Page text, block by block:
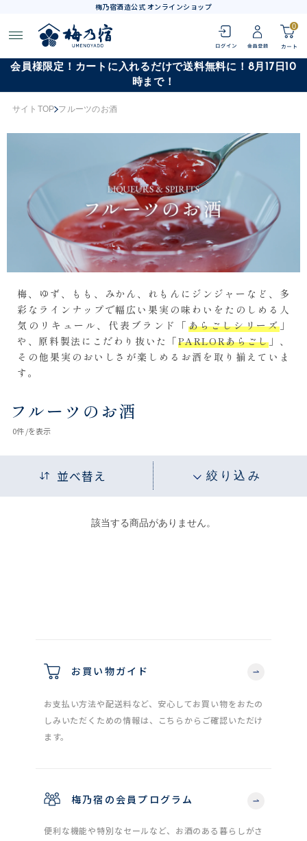
梅乃宿酒造公式 オンラインショップ
0
会員様限定！カートに入れるだけで送料無料に！8月17日10
時まで！
サイトTOP フルーツのお酒
梅、ゆず、もも、みかん、れもんにジンジャーなど、多
彩なラインナップで幅広い果実の味わいをたのしめる人
気のリキュール、代表ブランド「 あらごしシリーズ」
や、原料製法にこだわり抜いた「PARLORあらごし」、
その他果実のおいしさが楽しめるお酒を取り揃えていま
す。
フルーツのお酒
0件 /を表示
並べ替え 絞り込み
該当する商品がありません。
お買い物ガイド
お支払い方法や配送料など、安心してお買い物をおたの
しみいただくための情報は、こちらからご確認いただけ
ます。
梅乃宿の会員プログラム
便利な機能や特別なセールなど、お酒のある暮らしがさ